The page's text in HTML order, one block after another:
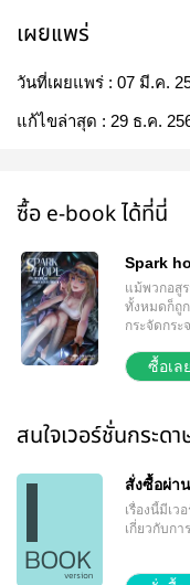
เผยแพร่
วันที่เผยแพร่ : 07 มี.ค.
แก้ไขล่าสุด : 29 ธ.ค.
ซื้อ e-book ได้ที่นี่
Spark
แม้พวกอสู
ทั้งหมดก็ถู
กระจัดกร
ได้ เจนนิเ
ไว้ และนั่น
ซื้อเลย
สนใจเวอร์ชั่นกระดา
สั่งซื้อผ่า
เรื่องนี้มีเว
เกี่ยวกับก